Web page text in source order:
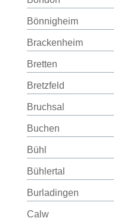
Bönnigheim
Brackenheim
Bretten
Bretzfeld
Bruchsal
Buchen
Bühl
Bühlertal
Burladingen
Calw